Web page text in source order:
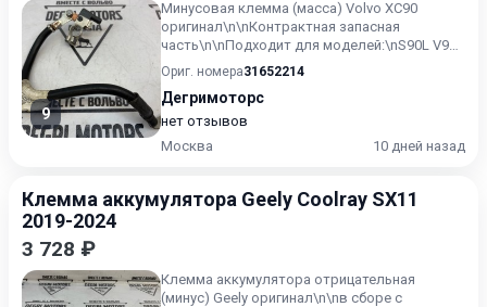
9
Минусовая клемма (масса) Volvo XC90
оригинал\n\nКонтрактная запасная
часть\n\nПодходит для моделей:\nS90L V90
(17-) V90 Cross Country S90 (1...
Ориг. номера31652214
Дегримоторс
нет отзывов
Москва
10 дней назад
Клемма аккумулятора Geely Coolray SX11
2019-2024
3 728 ₽
Клемма аккумулятора отрицательная
(минус) Geely оригинал\n\nв сборе с